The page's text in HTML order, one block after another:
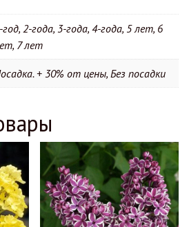
год, 2-года, 3-года, 4-года, 5 лет, 6
7 лет
+ 30% от цены, Без посадки